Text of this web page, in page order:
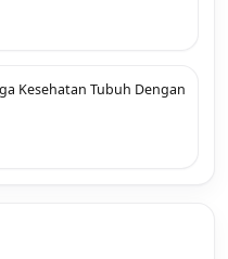
Kesehatan Tubuh Dengan